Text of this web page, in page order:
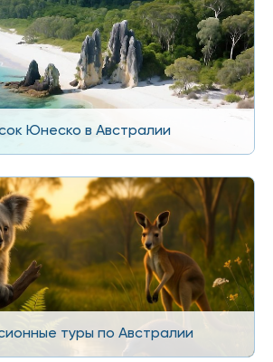
Юнеско в Австралии
туры по Австралии